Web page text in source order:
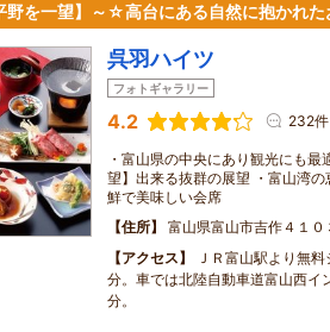
を一望】～☆高台にある自然に抱かれた
呉羽ハイツ
フォトギャラリー
4.2 232件
・富山県の中央にあり観光にも
望】出来る抜群の展望 ・富山湾
鮮で美味しい会席
住所
富山県富山市吉作４１０
アクセス
ＪＲ富山駅より無
分。車では北陸自動車道富山西イ
分。